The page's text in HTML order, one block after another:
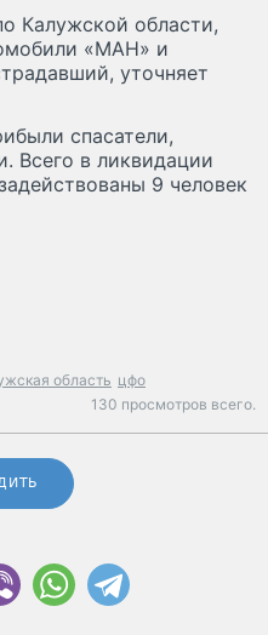
Калужской области,
«МАН» и
уточняет
спасатели,
Всего в ликвидации
9 человек
область цфо
130 просмотров всего.